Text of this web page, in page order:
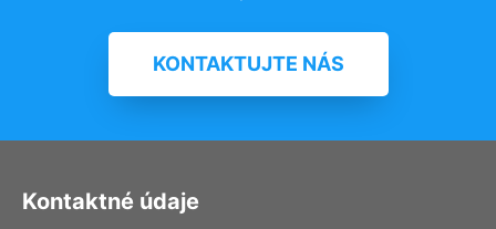
KONTAKTUJTE NÁS
Kontaktné údaje